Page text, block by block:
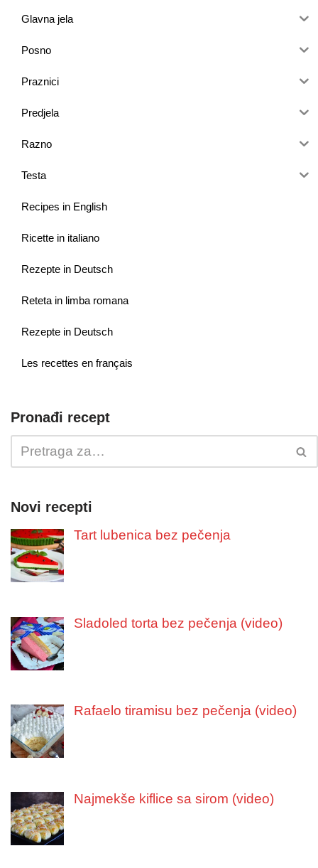
Glavna jela
Posno
Praznici
Predjela
Razno
Testa
Recipes in English
Ricette in italiano
Rezepte in Deutsch
Reteta in limba romana
Rezepte in Deutsch
Les recettes en français
Pronađi recept
Novi recepti
Tart lubenica bez pečenja
Sladoled torta bez pečenja (video)
Rafaelo tiramisu bez pečenja (video)
Najmekše kiflice sa sirom (video)